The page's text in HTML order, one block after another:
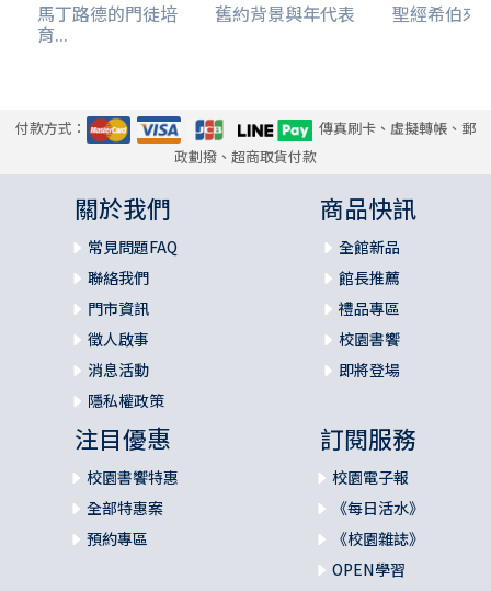
篇）：「亞撒瀉勒」的意思
出相稱的生活？）
第三十二章：利17-27章的整體分析
第三十三章：活出聖潔的生活（利17-22）（1）：利17-2
2章的整體分析
第三十四章：活出聖潔的生活（利17-22）（2）：活出聖
潔的信仰生活（利17）
第三十五章：活出聖潔的生活（利17-22）（3）：活出聖
潔的性生活（一）（利18；20）
第三十六章：活出聖潔的生活（利17-22）（4）：活出聖
馬丁路德的門徒培
育...
舊約背景與年代表 聖經希伯來
付款方式：
傳真刷卡、虛擬轉帳、郵
政劃撥、超商取貨付款
關於我們
常見問題FAQ
聯絡我們
門市資訊
徵人啟事
消息活動
隱私權政策
商品快訊
全館新品
館長推薦
禮品專區
校園書饗
即將登場
注目優惠
校園書饗特惠
全部特惠案
預約專區
訂閱服務
校園電子報
《每日活水》
《校園雜誌》
OPEN學習